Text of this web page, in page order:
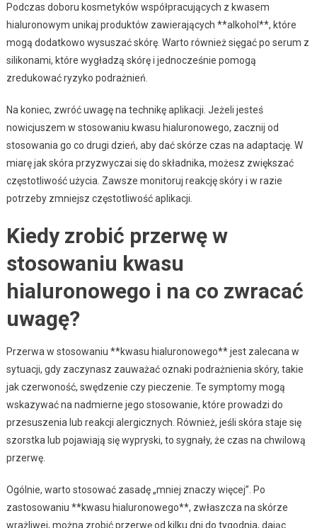
Podczas doboru kosmetyków współpracujących z kwasem
hialuronowym unikaj produktów zawierających **alkohol**, które
mogą dodatkowo wysuszać skórę. Warto również sięgać po serum z
silikonami, które wygładzą skórę i jednocześnie pomogą
zredukować ryzyko podrażnień.
Na koniec, zwróć uwagę na technikę aplikacji. Jeżeli jesteś
nowicjuszem w stosowaniu kwasu hialuronowego, zacznij od
stosowania go co drugi dzień, aby dać skórze czas na adaptację. W
miarę jak skóra przyzwyczai się do składnika, możesz zwiększać
częstotliwość użycia. Zawsze monitoruj reakcję skóry i w razie
potrzeby zmniejsz częstotliwość aplikacji.
Kiedy zrobić przerwę w
stosowaniu kwasu
hialuronowego i na co zwracać
uwagę?
Przerwa w stosowaniu **kwasu hialuronowego** jest zalecana w
sytuacji, gdy zaczynasz zauważać oznaki podrażnienia skóry, takie
jak czerwoność, swędzenie czy pieczenie. Te symptomy mogą
wskazywać na nadmierne jego stosowanie, które prowadzi do
przesuszenia lub reakcji alergicznych. Również, jeśli skóra staje się
szorstka lub pojawiają się wypryski, to sygnały, że czas na chwilową
przerwę.
Ogólnie, warto stosować zasadę „mniej znaczy więcej”. Po
zastosowaniu **kwasu hialuronowego**, zwłaszcza na skórze
wrażliwej, można zrobić przerwę od kilku dni do tygodnia, dając